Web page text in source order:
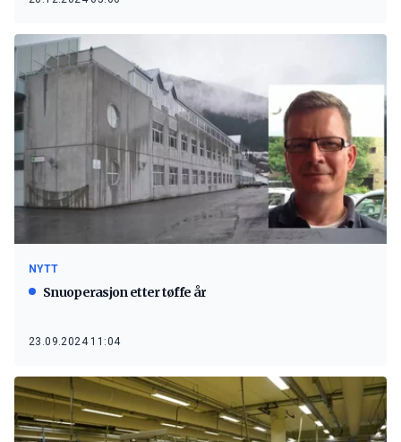
NYTT
Snuoperasjon etter tøffe år
23.09.2024 11:04